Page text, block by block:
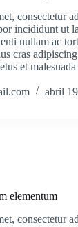
consectetur
incididunt ut
nullam ac
cras
et
abril
elementum
consectetur